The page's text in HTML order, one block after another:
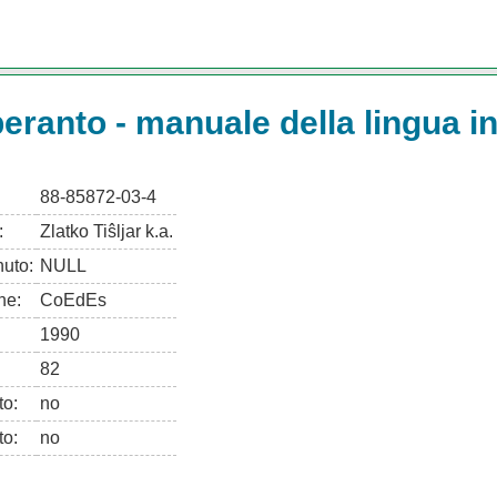
- manuale della lingua
88-85872-03-4
Zlatko Tiŝljar k.a.
NULL
CoEdEs
1990
82
no
no